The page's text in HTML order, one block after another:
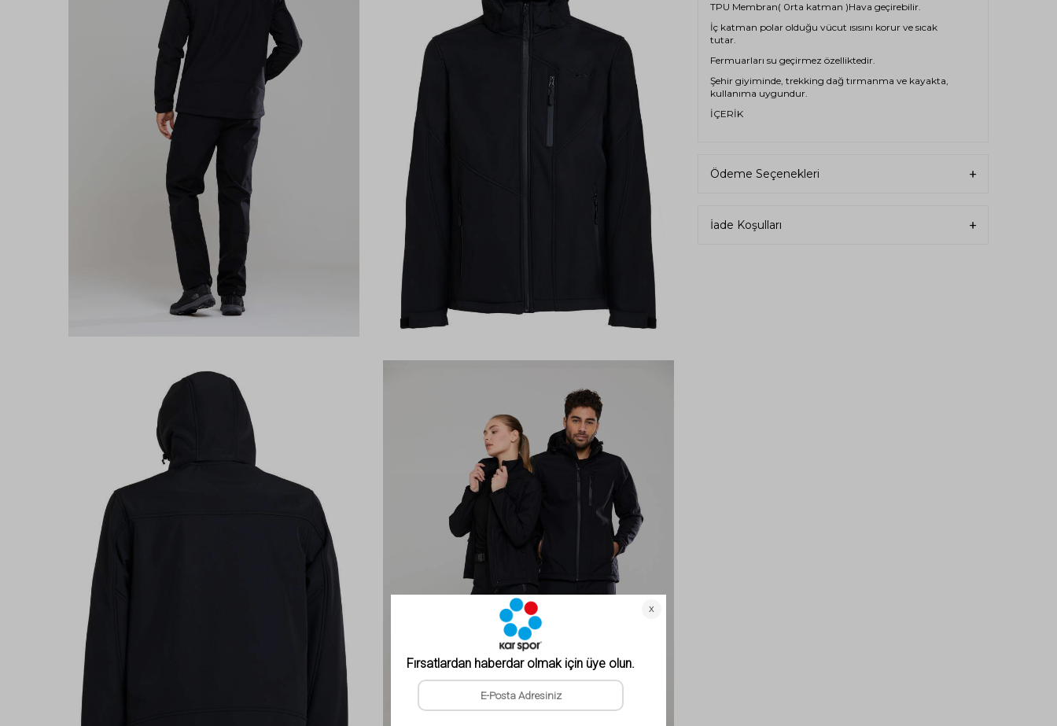
TPU Membran( 0rta katman )Hava geçirebilir.
İç katman polar olduğu vücut ısısını korur ve sıcak
tutar.
Fermuarları su geçirmez özelliktedir.
Şehir giyiminde, trekking dağ tırmanma ve kayakta,
kullanıma uygundur.
İÇERİK
Alt Katman: %100 Micro Polyester Polar
Ödeme Seçenekleri
İade Koşulları